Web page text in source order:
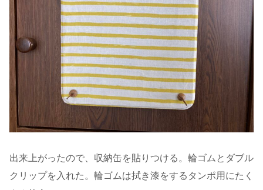
出来上がったので、収納缶を貼りつける。輪ゴムとダブル
クリップを入れた。輪ゴムは拭き漆をするタンポ用にたく